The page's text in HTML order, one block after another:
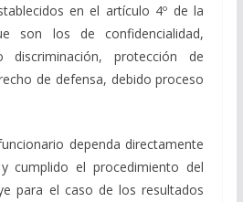
en el artículo 4º de la
son los de confidencialidad,
discriminación, protección de
de defensa, debido proceso
dependa directamente
cumplido el procedimiento del
para el caso de los resultados